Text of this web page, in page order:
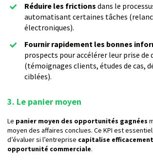
Réduire les frictions dans le
automatisant certaines tâches
électroniques).
Fournir rapidement les bonnes
prospects pour accélérer leur prise de
(témoignages clients, études de cas,
ciblées).
3. Le panier moyen
Le panier moyen des opportunités gagnées
moyen des affaires conclues. Ce KPI est
d’évaluer si l’entreprise capitalise
opportunité commerciale.